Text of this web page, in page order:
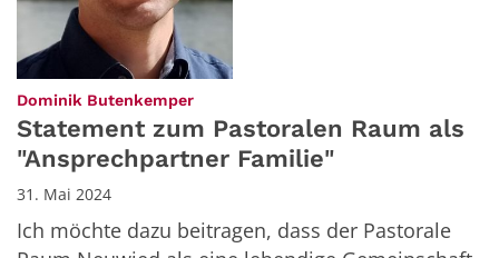
Dominik Butenkemper:
Statement zum Pastoralen Raum als
"Ansprechpartner Familie"
31. Mai 2024
Ich möchte dazu beitragen, dass der Pastorale